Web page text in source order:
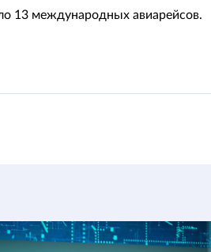
13 международных авиарейсов.